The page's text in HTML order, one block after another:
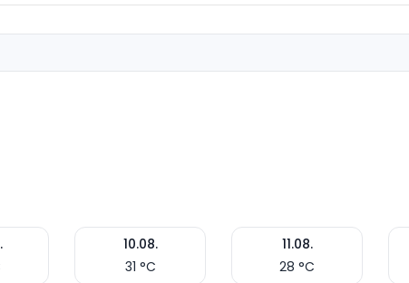
10.08.
31 °C
11.08.
28 °C